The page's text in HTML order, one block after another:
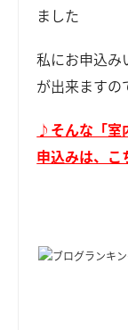
ました
私にお申込み
が出来ますの
♪そんな「室
申込みは、
ブログランキ